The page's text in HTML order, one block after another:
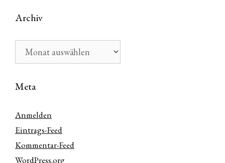
Archiv
Meta
Anmelden
Eintrags-Feed
Kommentar-Feed
WordPress.org